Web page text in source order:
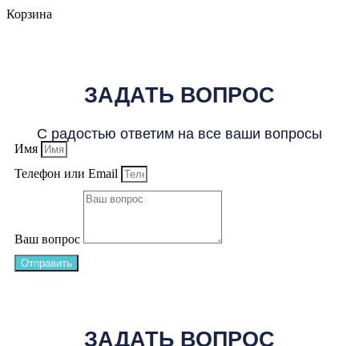
Корзина
ЗАДАТЬ ВОПРОС
С радостью ответим на все ваши вопросы
Имя
Телефон или Email
Ваш вопрос
Отправить
ЗАДАТЬ ВОПРОС